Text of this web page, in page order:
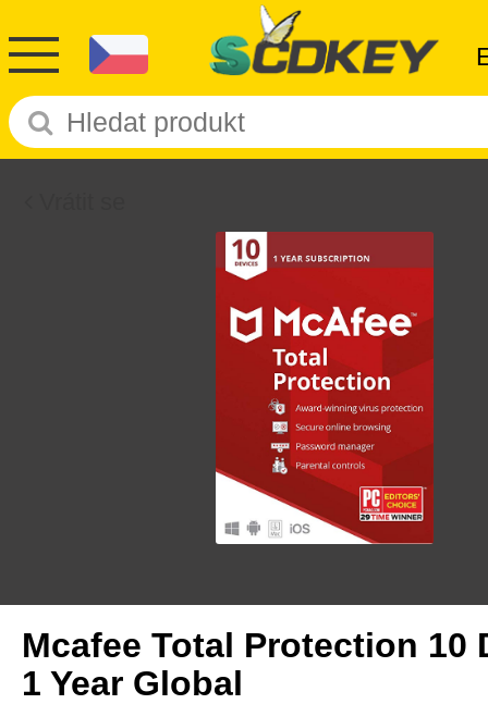
Mcafee Total Protection 10
1 Year Global